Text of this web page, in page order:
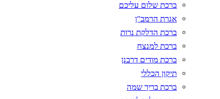
ברכת שלום עליכם
אגרת הרמב"ן
ברכת הדלקת נרות
ברכת למנצח
ברכת מודים דרבנן
תיקון הכללי
ברכת בריך שמה